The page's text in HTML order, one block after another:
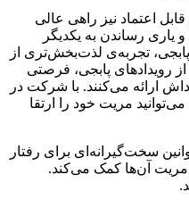
اعتماد نیز راهی عالی
یاری رساندن به یکدیگر
تجربه‌ی ‌لذت‌بخش‌تری از
رویدادهای پابجی، فرصتی
ارائه می‌کنند. با شرکت در
مریت خود را ارتقا
سخت‌گیرانه‌ای برای رفتار
مریت آن‌ها کمک می‌کند.